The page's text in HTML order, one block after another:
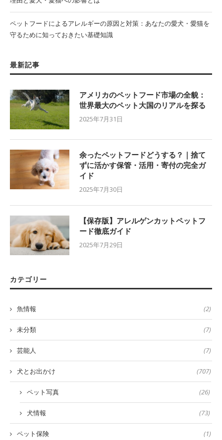
ペットフードによるアレルギーの原因と対策：あなたの愛犬・愛猫を
守るために知っておきたい基礎知識
最新記事
アメリカのペットフード市場の全貌：
世界最大のペット大国のリアルを探る
2025年7月31日
余ったペットフードどうする？｜捨て
ずに活かす保管・活用・寄付の完全ガ
イド
2025年7月30日
【保存版】アレルゲンカットペットフ
ード徹底ガイド
2025年7月29日
カテゴリー
魚情報 (2)
未分類 (7)
芸能人 (7)
犬とお出かけ (707)
ペット写真 (26)
犬情報 (73)
ペット保険 (1)